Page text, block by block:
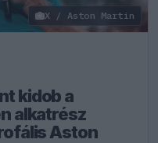
X / Aston Martin
kidob a
alkatrész
Aston